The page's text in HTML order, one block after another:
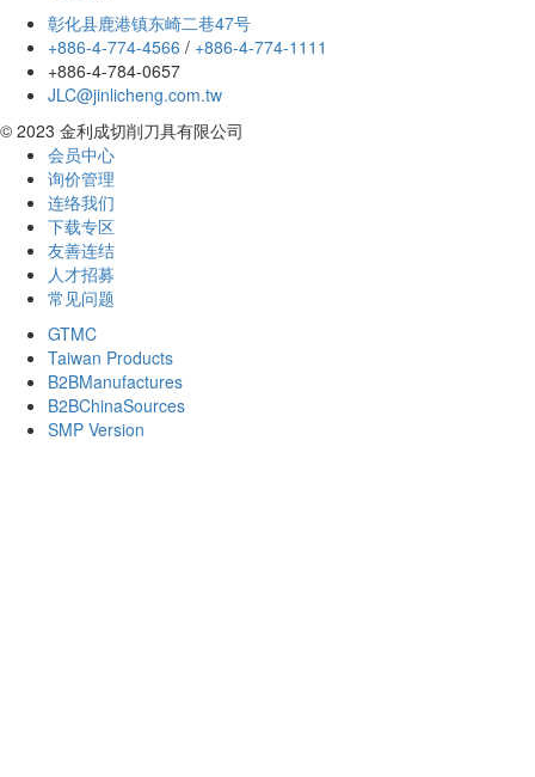
彰化县鹿港镇东崎二巷47号
+886-4-774-4566 / +886-4-774-1111
+886-4-784-0657
JLC@jinlicheng.com.tw
© 2023 金利成切削刀具有限公司
会员中心
询价管理
连络我们
下载专区
友善连结
人才招募
常见问题
GTMC
Taiwan Products
B2BManufactures
B2BChinaSources
SMP Version